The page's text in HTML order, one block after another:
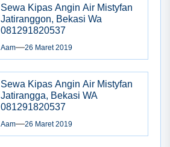
Sewa Kipas Angin Air Mistyfan
Jatiranggon, Bekasi Wa
081291820537
Aam 26 Maret 2019
Sewa Kipas Angin Air Mistyfan
Jatirangga, Bekasi WA
081291820537
Aam 26 Maret 2019